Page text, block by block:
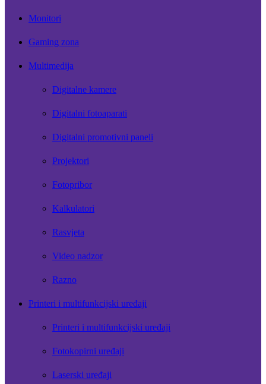
Monitori
Gaming zona
Multimedija
Digitalne kamere
Digitalni fotoaparati
Digitalni promotivni paneli
Projektori
Fotopribor
Kalkulatori
Rasvjeta
Video nadzor
Razno
Printeri i multifunkcijski uređaji
Printeri i multifunkcijski uređaji
Fotokopirni uređaji
Laserski uređaji